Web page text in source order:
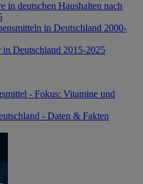
in deutschen Haushalten nach
in Deutschland 2000-
in Deutschland 2015-2025
- Fokus: Vitamine und
- Daten & Fakten